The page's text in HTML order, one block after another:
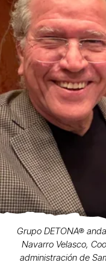
Grupo DETONA®
Navarro Velasco,
administración de